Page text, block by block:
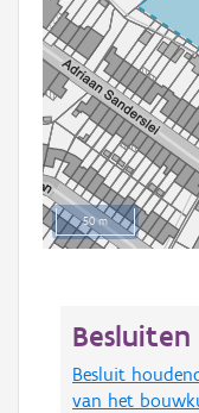
50 m
Besluiten
Besluit
van het